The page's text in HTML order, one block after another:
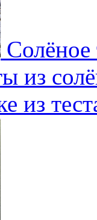
Солёное
из
из